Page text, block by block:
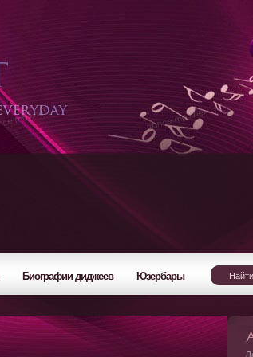
Биографии диджеев Юзербары